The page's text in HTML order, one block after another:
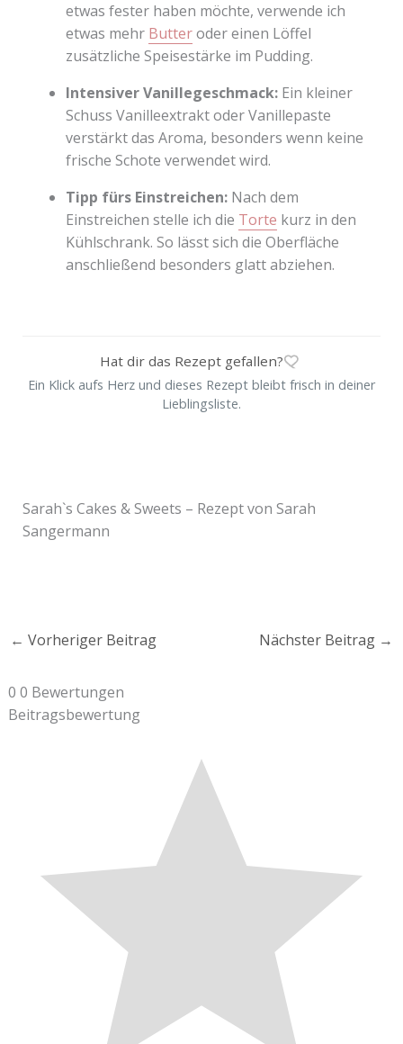
etwas fester haben möchte, verwende ich
etwas mehr Butteroder einen Löffel
zusätzliche Speisestärke im Pudding.
Intensiver Vanillegeschmack: Ein kleiner
Schuss Vanilleextrakt oder Vanillepaste
verstärkt das Aroma, besonders wenn keine
frische Schote verwendet wird.
Tipp fürs Einstreichen: Nach dem
Einstreichen stelle ich die Torte kurz in den
Kühlschrank. So lässt sich die Oberfläche
anschließend besonders glatt abziehen.
Hat dir das Rezept gefallen?
Ein Klick aufs Herz und dieses Rezept bleibt frisch in deiner
Lieblingsliste.
Sarah`s Cakes & Sweets – Rezept von Sarah
Sangermann
← Vorheriger Beitrag Nächster Beitrag →
0 0 Bewertungen
Beitragsbewertung